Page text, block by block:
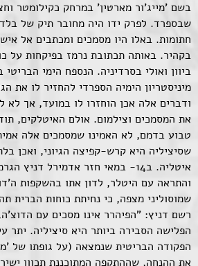
בשם 'מייג'ור מארטין' במרחק כקילומטר
שבספרד. לפרק ידו היה מחובר תיק של
חתומות. באלו היו מסמכים ומכתבים אל
בקהיר. באותה תכתובת נרמז בפיקחות על
ביוון ואולי בסרדיניה. הנספח הימי
מיניסטריון הימיה הספרדי להחזיר לו את
ודברים אלה אכן הוחזרו לו במועד, אך לא
את המסמכים וצילמום. אולם האיטלקים,
טבוע בדמם, לא האמינו שמסמכים אלה
שסיציליה היא קרש-קפיצה הגיוני, ואכן
איטליה. ב14- במאי חזר אדמירל
והתראה עם היטלר, לדון אתו בהשקפות
שמוסוליני מצפה, כי נחיתת כוחות הברית
רשם דניץ: "הפיהרר אינו מסכים עם
הפלישה הסבירה ביותר היא סיציליה. יתר
הפקודה הבריטית שנמצאה (על גופתו של
את ההנחה, שההתקפה המתוכננת תכוון